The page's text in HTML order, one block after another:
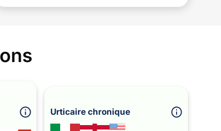
Urticaire chronique